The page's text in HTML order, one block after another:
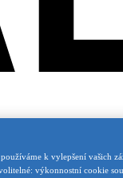
k vylepšení vašich
výkonnostní cookie